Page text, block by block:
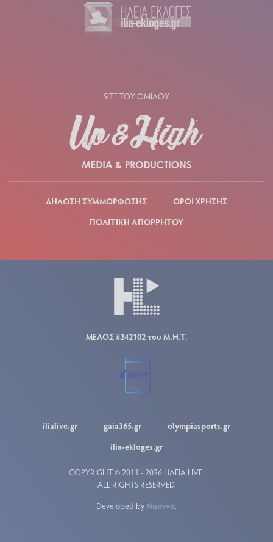
SITE ΤΟΥ ΟΜΙΛΟΥ
ΔΗΛΩΣΗ ΣΥΜΜΟΡΦΩΣΗΣ
ΟΡΟΙ ΧΡΗΣΗΣ
ΠΟΛΙΤΙΚΗ ΑΠΟΡΡΗΤΟΥ
ΜΕΛΟΣ #242102 του Μ.Η.Τ.
ilialive.gr gaia365.gr
olympiasports.gr
ilia-ekloges.gr
COPYRIGHT © 2011 - 2026 ΗΛΕΙΑ LIVE.
ALL RIGHTS RESERVED.
Developed by Nuevvo.